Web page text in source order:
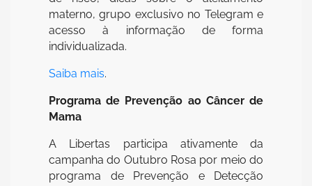
materno, grupo exclusivo no Telegram e
acesso à informação de forma
individualizada.
Saiba mais.
Programa de Prevenção ao Câncer de
Mama
A Libertas participa ativamente da
campanha do Outubro Rosa por meio do
programa de Prevenção e Detecção